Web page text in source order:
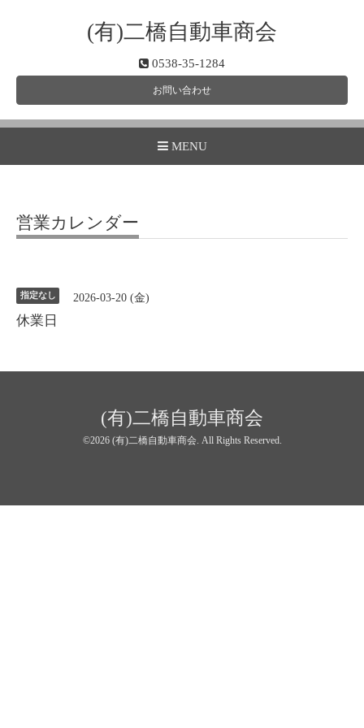
(有)二橋自動車商会
0538-35-1284
お問い合わせ
MENU
営業カレンダー
指定なし 2026-03-20 (金)
休業日
(有)二橋自動車商会
©2026 (有)二橋自動車商会. All Rights Reserved.